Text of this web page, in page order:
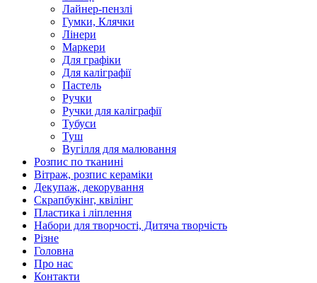
Лайнер-пензлі
Гумки, Клячки
Лінери
Маркери
Для графіки
Для каліграфії
Пастель
Ручки
Ручки для каліграфії
Тубуси
Туш
Вугілля для малювання
Розпис по тканині
Вітраж, розпис кераміки
Декупаж, декорування
Скрапбукінг, квілінг
Пластика і ліплення
Набори для творчості, Дитяча творчість
Різне
Головна
Про нас
Контакти